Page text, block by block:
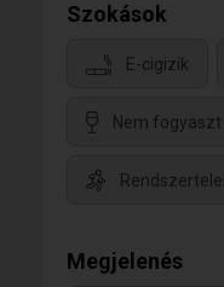
Szokások
E-cigizik
Nem
Megjelenés